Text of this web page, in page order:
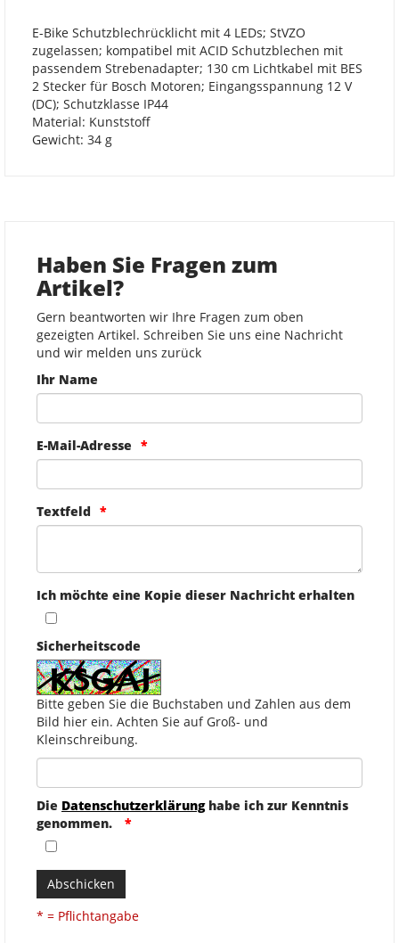
E-Bike Schutzblechrücklicht mit 4 LEDs; StVZO
zugelassen; kompatibel mit ACID Schutzblechen mit
passendem Strebenadapter; 130 cm Lichtkabel mit BES
2 Stecker für Bosch Motoren; Eingangsspannung 12 V
(DC); Schutzklasse IP44
Material: Kunststoff
Gewicht: 34 g
Haben Sie Fragen zum
Artikel?
Gern beantworten wir Ihre Fragen zum oben
gezeigten Artikel. Schreiben Sie uns eine Nachricht
und wir melden uns zurück
Ihr Name
E-Mail-Adresse
Textfeld
Ich möchte eine Kopie dieser Nachricht erhalten
Sicherheitscode
Bitte geben Sie die Buchstaben und Zahlen aus dem
Bild hier ein. Achten Sie auf Groß- und
Kleinschreibung.
Die Datenschutzerklärunghabe ich zur Kenntnis
genommen.
Abschicken
* = Pflichtangabe